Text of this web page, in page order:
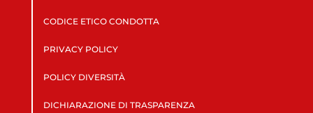
CODICE ETICO CONDOTTA
PRIVACY POLICY
POLICY DIVERSITÀ
DICHIARAZIONE DI TRASPARENZA